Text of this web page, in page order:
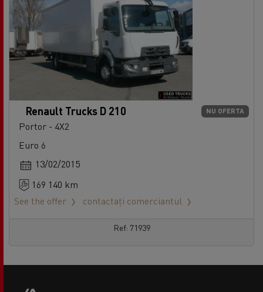
NU OFERTA
Renault Trucks D 210
Portor - 4X2
Euro 6
13/02/2015
169 140 km
See the offer
contactați comerciantul
Ref: 71939